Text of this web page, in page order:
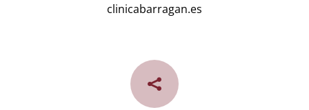
clinicabarragan.es
